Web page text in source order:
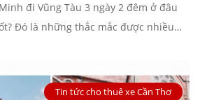
đi Vũng Tàu 3 ngày 2 đêm ở đâu
Đó là những thắc mắc được nhiều
Tin tức cho thuê xe Cần Thơ